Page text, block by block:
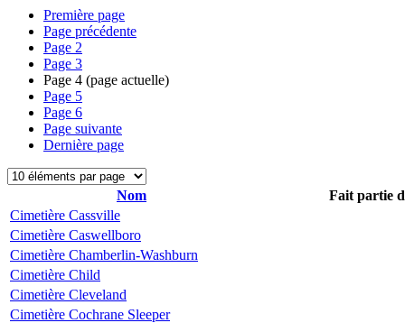
Première page
Page précédente
Page 2
Page 3
Page 4 (page actuelle)
Page 5
Page 6
Page suivante
Dernière page
Nom
Fait partie
Cimetière Cassville
Cimetière Caswellboro
Cimetière Chamberlin-Washburn
Cimetière Child
Cimetière Cleveland
Cimetière Cochrane Sleeper